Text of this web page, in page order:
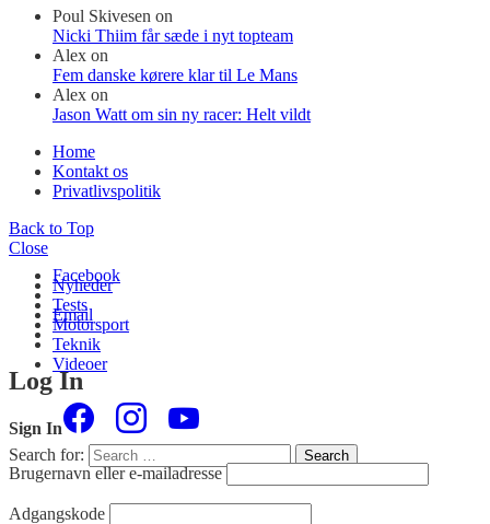
Poul Skivesen on
Nicki Thiim får sæde i nyt topteam
Alex on
Fem danske kørere klar til Le Mans
Alex on
Jason Watt om sin ny racer: Helt vildt
Home
Kontakt os
Privatlivspolitik
Back to Top
Close
Nyheder
Tests
Motorsport
Teknik
Videoer
Search for: Search
Facebook
Email
Log In
Sign In
Brugernavn eller e-mailadresse
Adgangskode